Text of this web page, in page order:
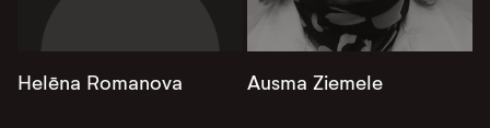
Helēna Romanova Ausma Ziemele